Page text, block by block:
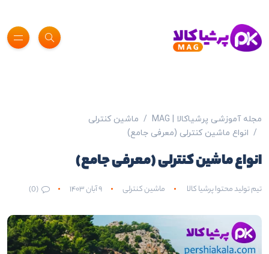
مجله آموزشی پرشیاکالا | MAG
ماشین کنترلی
انواع ماشین کنترلی (معرفی جامع)
انواع ماشین کنترلی (معرفی جامع)
تیم تولید محتوا پرشیا کالا ماشین کنترلی ۹ آبان ۱۴۰۳ (0)